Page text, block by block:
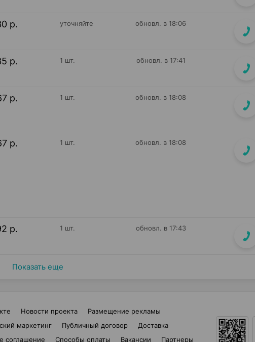
р. уточняйте обновл. в 18:06
р. 1 шт. обновл. в 17:41
р. 1 шт. обновл. в 18:08
р. 1 шт. обновл. в 18:08
р. 1 шт. обновл. в 17:43
Показать еще
Новости проекта
Размещение рекламы
маркетинг
Публичный договор
Доставка
соглашение
Способы оплаты Вакансии Партнеры